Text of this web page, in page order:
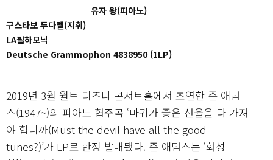
유자 왕(피아노)
구스타보 두다멜(지휘)
LA필하모닉
Deutsche Grammophon 4838950 (1LP)
2019년 3월 월트 디즈니 콘서트홀에서 초연한 존 애덤
스(1947~)의 피아노 협주곡 ‘마귀가 좋은 선율을 다 가져
야 합니까(Must the devil have all the good
tunes?)’가 LP로 한정 발매됐다. 존 애덤스는 ‘화성